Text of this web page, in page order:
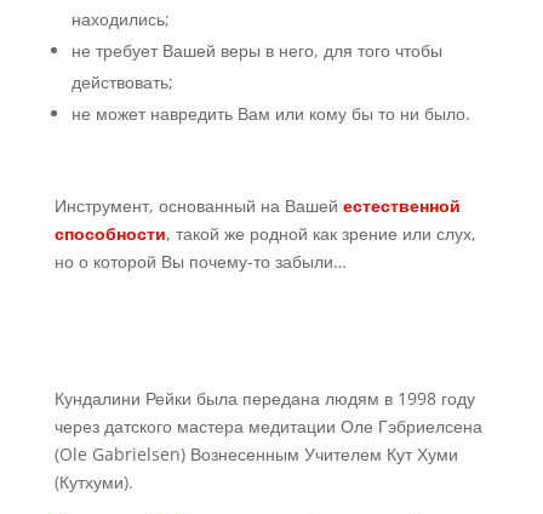
находились;
не требует Вашей веры в него, для того чтобы
действовать;
не может навредить Вам или кому бы то ни было.
Инструмент, основанный на Вашей естественной
способности, такой же родной как зрение или слух,
но о которой Вы почему-то забыли…
Кундалини Рейки была передана людям в 1998 году
через датского мастера медитации Оле Гэбриелсена
(Ole Gabrielsen) Вознесенным Учителем Кут Хуми
(Кутхуми).